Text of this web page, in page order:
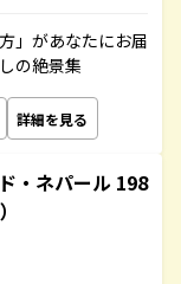
」があなたにお届
の絶景集
詳細を見る
・ネパール 198